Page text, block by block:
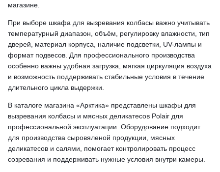
магазине.
При выборе шкафа для вызревания колбасы важно учитывать
температурный диапазон, объём, регулировку влажности, тип
дверей, материал корпуса, наличие подсветки, UV-лампы и
формат подвесов. Для профессионального производства
особенно важны удобная загрузка, мягкая циркуляция воздуха
и возможность поддерживать стабильные условия в течение
длительного цикла выдержки.
В каталоге магазина «Арктика» представлены шкафы для
вызревания колбасы и мясных деликатесов Polair для
профессиональной эксплуатации. Оборудование подходит
для производства сыровяленой продукции, мясных
деликатесов и салями, помогает контролировать процесс
созревания и поддерживать нужные условия внутри камеры.